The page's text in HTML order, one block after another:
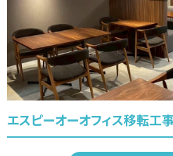
エスピーオーオフィス移転工